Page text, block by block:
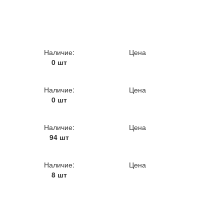
Наличие:
0 шт
Цена
Наличие:
0 шт
Цена
Наличие:
94 шт
Цена
Наличие:
8 шт
Цена